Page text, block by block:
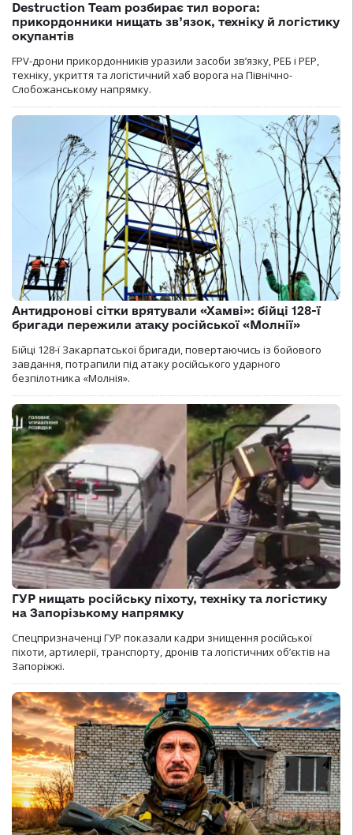
Destruction Team розбирає тил ворога:
прикордонники нищать зв’язок, техніку й логістику
окупантів
FPV-дрони прикордонників уразили засоби зв’язку, РЕБ і РЕР,
техніку, укриття та логістичний хаб ворога на Північно-
Слобожанському напрямку.
Антидронові сітки врятували «Хамві»: бійці 128-ї
бригади пережили атаку російської «Молнії»
Бійці 128-ї Закарпатської бригади, повертаючись із бойового
завдання, потрапили під атаку російського ударного
безпілотника «Молнія».
ГУР нищать російську піхоту, техніку та логістику
на Запорізькому напрямку
Спецпризначенці ГУР показали кадри знищення російської
піхоти, артилерії, транспорту, дронів та логістичних об’єктів на
Запоріжжі.